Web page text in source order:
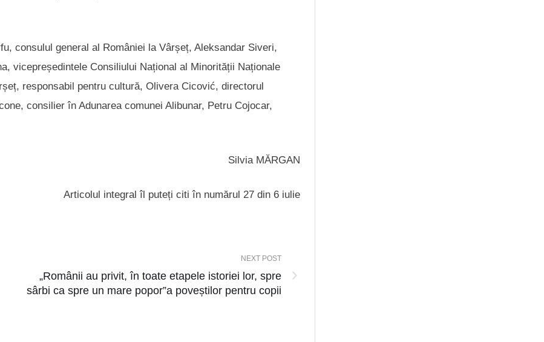
consulul general al României la Vârșeț, Aleksandar Siveri,
vicepreședintele Consiliului Național al Minorității Naționale
responsabil pentru cultură, Olivera Cicović, directorul
consilier în Adunarea comunei Alibunar, Petru Cojocar,
Silvia MĂRGAN
Articolul integral îl puteți citi în numărul 27 din 6 iulie
NEXT POST
„Românii au privit, în toate etapele istoriei lor, spre
sârbi ca spre un mare popor”a poveștilor pentru copii